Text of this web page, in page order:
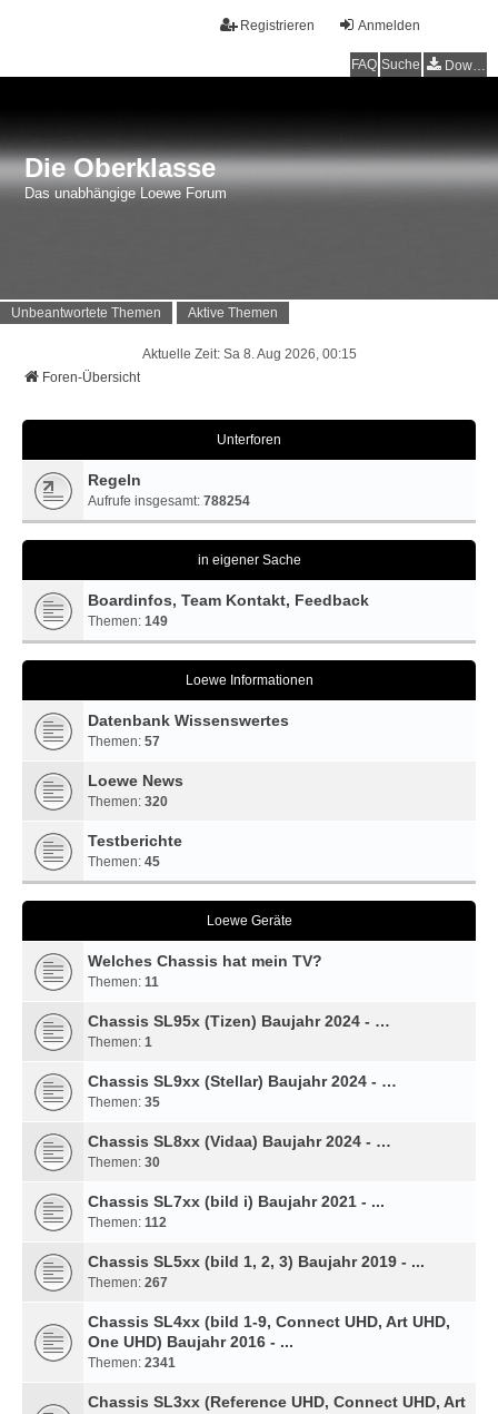
Anmelden
Registrieren
FAQ Suche Downloads
Die Oberklasse
Das unabhängige Loewe Forum
Unbeantwortete Themen Aktive Themen
Aktuelle Zeit: Sa 8. Aug 2026, 00:15
Foren-Übersicht
Unterforen
Regeln
Aufrufe insgesamt: 788254
in eigener Sache
Boardinfos, Team Kontakt, Feedback
Themen: 149
Loewe Informationen
Datenbank Wissenswertes
Themen: 57
Loewe News
Themen: 320
Testberichte
Themen: 45
Loewe Geräte
Welches Chassis hat mein TV?
Themen: 11
Chassis SL95x (Tizen) Baujahr 2024 - …
Themen: 1
Chassis SL9xx (Stellar) Baujahr 2024 - …
Themen: 35
Chassis SL8xx (Vidaa) Baujahr 2024 - …
Themen: 30
Chassis SL7xx (bild i) Baujahr 2021 - ...
Themen: 112
Chassis SL5xx (bild 1, 2, 3) Baujahr 2019 - ...
Themen: 267
Chassis SL4xx (bild 1-9, Connect UHD, Art UHD,
One UHD) Baujahr 2016 - ...
Themen: 2341
Chassis SL3xx (Reference UHD, Connect UHD, Art